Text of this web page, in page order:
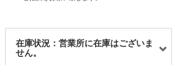
在庫状況：営業所に在庫はございま
せん。